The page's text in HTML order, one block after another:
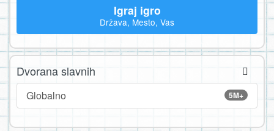
Igraj igro
Država, Mesto, Vas
Dvorana slavnih
5M+
Globalno